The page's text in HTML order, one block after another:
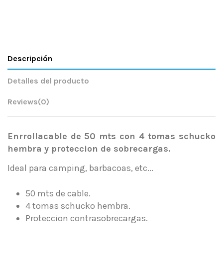
Descripción
Detalles del producto
Reviews(0)
Enrrollacable de 50 mts con 4 tomas schucko
hembra y proteccion de sobrecargas.
Ideal para camping, barbacoas, etc...
50 mts de cable.
4 tomas schucko hembra.
Proteccion contrasobrecargas.